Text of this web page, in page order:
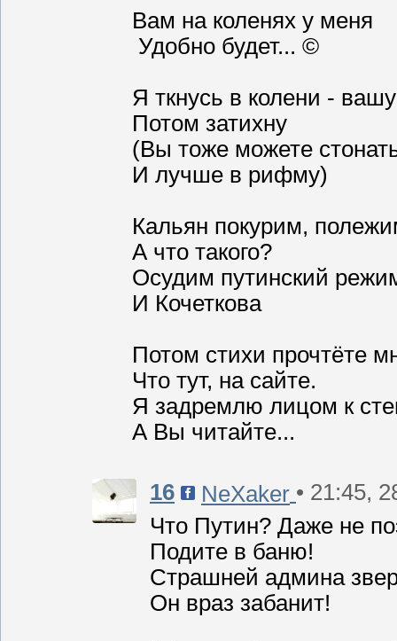
Вам на коленях у меня
Удобно будет... ©
Я ткнусь в колени -
Потом затихну
(Вы тоже можете
И лучше в рифму)
Кальян покурим,
А что такого?
Осудим путинский
И Кочеткова
Потом стихи прочтёте
Что тут, на сайте.
Я задремлю лицом к
А Вы читайте...
16 NeXaker • 21:45,
Что Путин? Даже не
Подите в баню!
Страшней админа
Он враз забанит!